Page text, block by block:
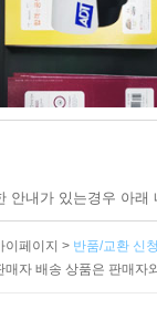
내가 있는경우 아
이페이지 > 반품/교환 신
매자 배송 상품은 판매자